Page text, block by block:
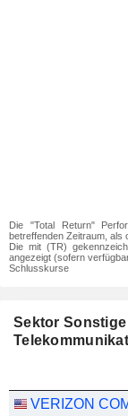
Die "Total Return"
betreffenden Zeitraum, als
Die mit (TR)
angezeigt (sofern
Schlusskurse
Sektor